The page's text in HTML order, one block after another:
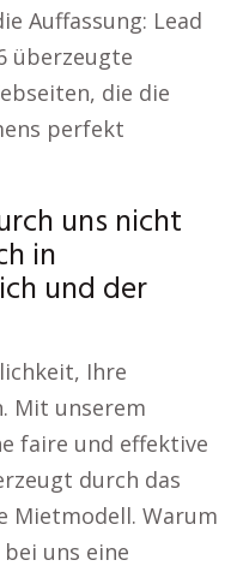
Auffassung: Lead
überzeugte
die die
perfekt
uns nicht
in
und der
Ihre
Mit unserem
faire und effektive
durch das
Mietmodell. Warum
uns eine